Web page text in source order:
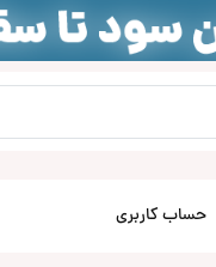
حساب کاربری